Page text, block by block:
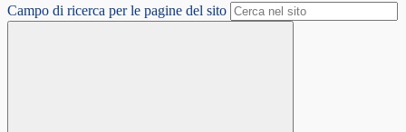
Campo di ricerca per le pagine del sito